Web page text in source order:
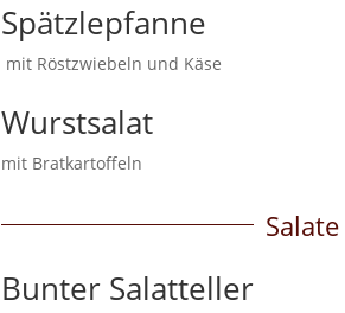
Spätzlepfanne
mit Röstzwiebeln und Käse
Wurstsalat
mit Bratkartoffeln
Salate
Bunter Salatteller